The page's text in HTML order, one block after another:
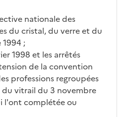
nationale des
du cristal, du verre et du
;
1998 et les arrêtés
de la convention
professions regroupées
vitrail du 3 novembre
l'ont complétée ou